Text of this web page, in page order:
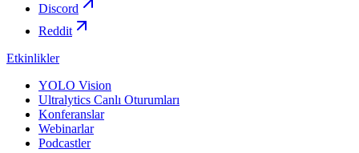
Discord
Reddit
Etkinlikler
YOLO Vision
Ultralytics Canlı Oturumları
Konferanslar
Webinarlar
Podcastler